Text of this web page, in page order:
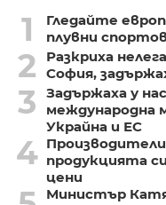
1
Гледайте
плувни
2
Разкриха
София,
3
Задържаха у
международна
Украйна и ЕС
4 продукцията
цени
Министър Катя